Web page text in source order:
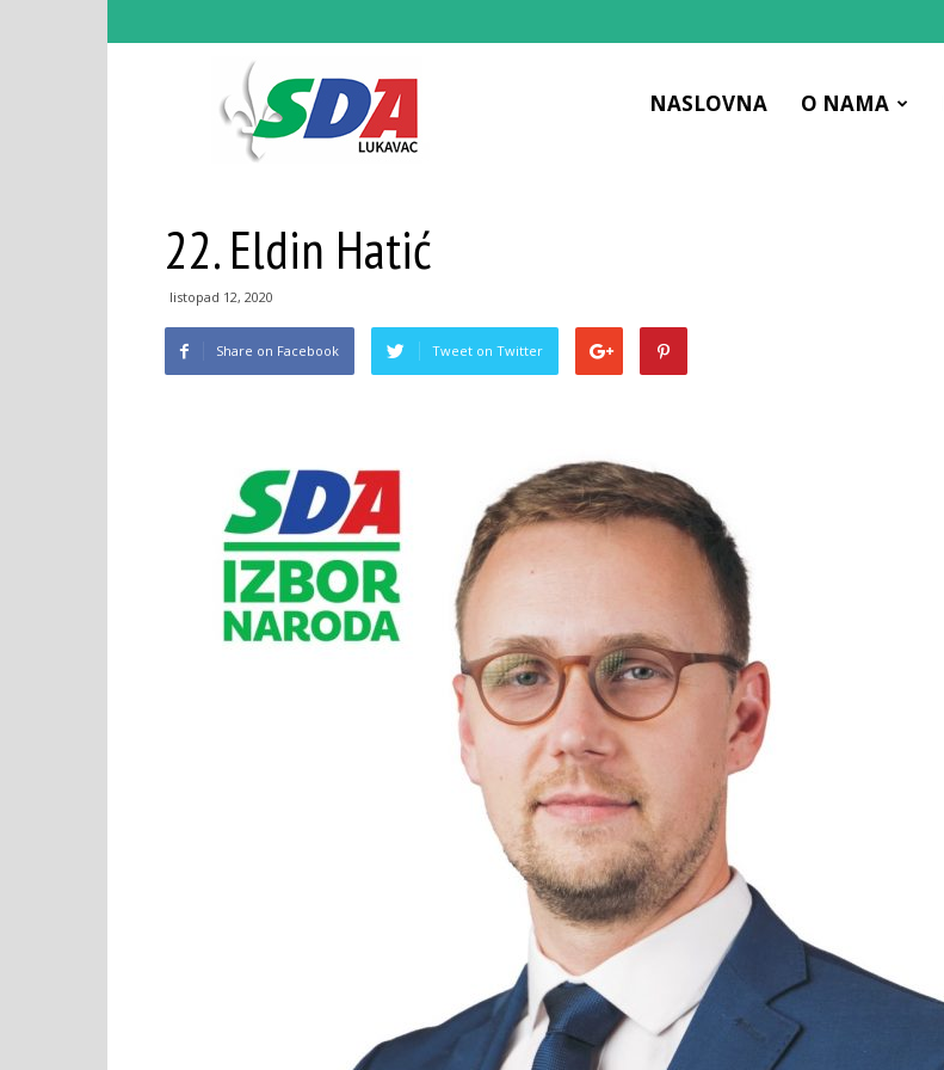
–
Zvanična
SDA
Lukavac
NASLOVNA O NAMA
22. Eldin Hatić
listopad 12, 2020
Share on Facebook Tweet on Twitter